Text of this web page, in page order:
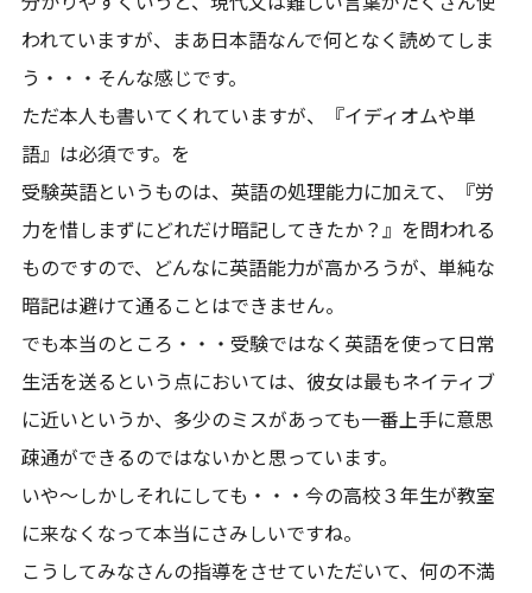
われていますが、まあ日本語なんで何となく読めてしま
う・・・そんな感じです。
ただ本人も書いてくれていますが、『イディオムや単
語』は必須です。を
受験英語というものは、英語の処理能力に加えて、『労
力を惜しまずにどれだけ暗記してきたか？』を問われる
ものですので、どんなに英語能力が高かろうが、単純な
暗記は避けて通ることはできません。
でも本当のところ・・・受験ではなく英語を使って日常
生活を送るという点においては、彼女は最もネイティブ
に近いというか、多少のミスがあっても一番上手に意思
疎通ができるのではないかと思っています。
いや～しかしそれにしても・・・今の高校３年生が教室
に来なくなって本当にさみしいですね。
こうしてみなさんの指導をさせていただいて、何の不満